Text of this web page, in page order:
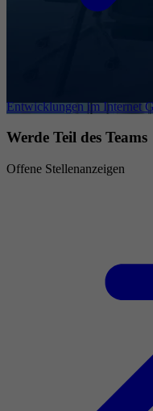
Entwicklungen im Internet
Werde Teil des Teams
Offene Stellenanzeigen